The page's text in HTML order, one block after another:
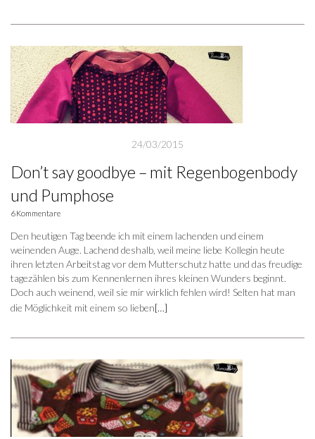
24/03/2015
Don’t say goodbye – mit Regenbogenbody
und Pumphose
6 Kommentare
Den heutigen Tag beende ich mit einem lachenden und einem
weinenden Auge. Lachend deshalb, weil meine liebe Kollegin heute
ihren letzten Arbeitstag vor dem Mutterschutz hatte und das freudige
tagezählen bis zum Kennenlernen ihres kleinen Wunders beginnt.
Doch auch weinend, weil sie mir wirklich fehlen wird! Selten hat man
die Möglichkeit mit einem so lieben[…]